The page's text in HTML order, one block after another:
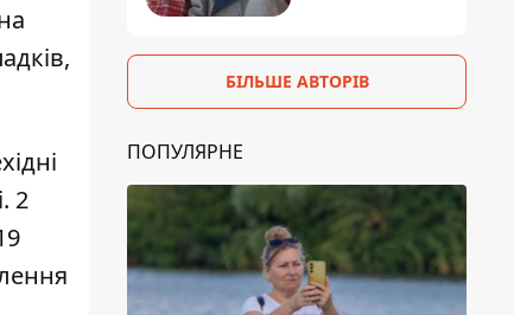
2
БІЛЬШЕ АВТОРІВ
ПОПУЛЯРНЕ